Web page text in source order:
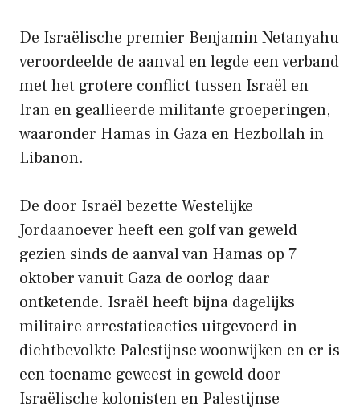
De Israëlische premier Benjamin Netanyahu
veroordeelde de aanval en legde een verband
met het grotere conflict tussen Israël en
Iran en geallieerde militante groeperingen,
waaronder Hamas in Gaza en Hezbollah in
Libanon.
De door Israël bezette Westelijke
Jordaanoever heeft een golf van geweld
gezien sinds de aanval van Hamas op 7
oktober vanuit Gaza de oorlog daar
ontketende. Israël heeft bijna dagelijks
militaire arrestatieacties uitgevoerd in
dichtbevolkte Palestijnse woonwijken en er is
een toename geweest in geweld door
Israëlische kolonisten en Palestijnse